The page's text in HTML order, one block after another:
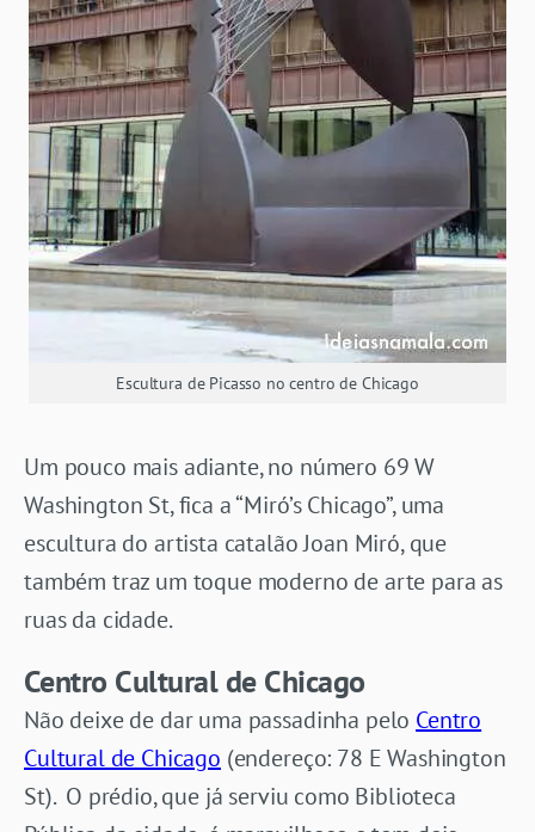
Escultura de Picasso no centro de Chicago
Um pouco mais adiante, no número 69 W
Washington St, fica a “Miró’s Chicago”, uma
escultura do artista catalão Joan Miró, que
também traz um toque moderno de arte para as
ruas da cidade.
Centro Cultural de Chicago
Não deixe de dar uma passadinha pelo Centro
Cultural de Chicago (endereço: 78 E Washington
St). O prédio, que já serviu como Biblioteca